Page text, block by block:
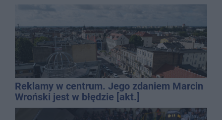
Reklamy w centrum. Jego zdaniem Marcin
Wroński jest w błędzie [akt.]